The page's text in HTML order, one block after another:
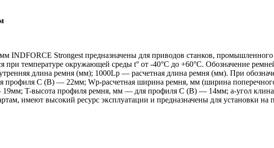
Strongest предназначены для приводов станков, промышленного
при температуре окружающей среды t° от -40°С до +60°С. Обозначение
длина ремня (мм); 1000Lp — расчетная длина ремня (мм). При
С (В) — 22мм; Wp-расчетная ширина ремня, мм (ширина поперечного
T-высота профиля ремня, мм — для профиля С (В) — 14мм; a-угол
имеют высокий ресурс эксплуатации и предназначены для установки